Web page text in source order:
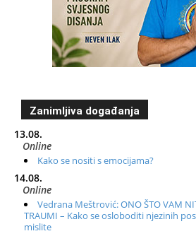
Zanimljiva događanja
13.08.
Online
Kako se nositi s emocijama?
14.08.
Online
Vedrana Meštrović: ONO ŠTO VAM
TRAUMI – Kako se osloboditi njezinih
mislite